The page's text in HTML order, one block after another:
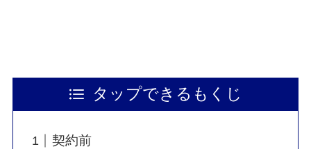
タップできるもくじ
契約前